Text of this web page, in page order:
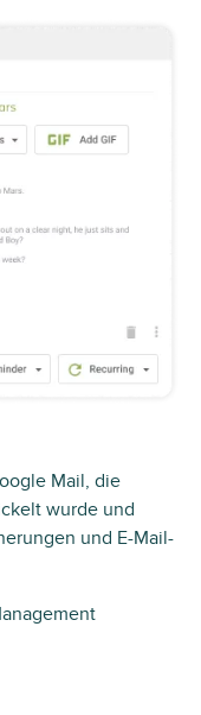
Mail, die
wurde und
und E-Mail-